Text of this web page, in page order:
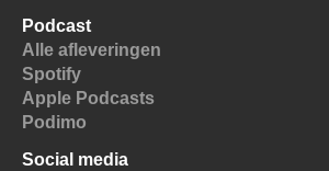
Podcast
Alle afleveringen
Spotify
Apple Podcasts
Podimo
Social media